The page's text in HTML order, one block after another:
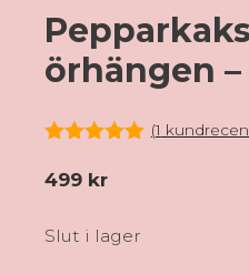
örhängen
(1
499 kr
Slut i lager